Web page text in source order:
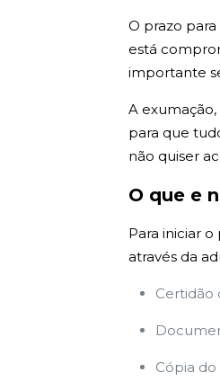
O prazo
está
importante
A
para que
não quiser
O que e
Para iniciar
através da
Certidão
Cópia